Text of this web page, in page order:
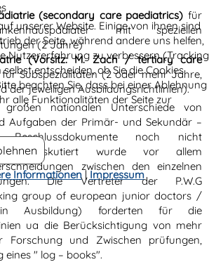
(secondary care paediatrics) für
mit speziellen
(2 Jahre)
(Vorsitz: M. Zach / tertiary care
Subspezialitäten (2 oder mehr Jahre,
der jeweiligen Ausbildungsrichtlinien).
nationalen Unterschiede von
Aufgaben der Primär- und Sekundär –
noch nicht
Diskutiert wurde vor allem
zwischen den einzelnen
Die Vertreter der P.W.G
group of european junior doctors /
in Ausbildung) forderten für die
ua die Berücksichtigung von mehr
Forschung und Zwischen prüfungen,
eines " log – books".
unserer Website. Einige von ihnen sind
der Seite, während andere uns helfen,
Nutzererfahrung zu verbessern (Tracking
entscheiden, ob Sie die Cookies
beachten Sie, dass bei einer Ablehnung
alle Funktionalitäten der Seite zur
Informationen|Impressum